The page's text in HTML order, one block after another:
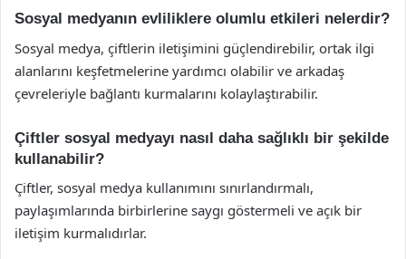
Sosyal medyanın evliliklere olumlu etkileri nelerdir?
Sosyal medya, çiftlerin iletişimini güçlendirebilir, ortak ilgi
alanlarını keşfetmelerine yardımcı olabilir ve arkadaş
çevreleriyle bağlantı kurmalarını kolaylaştırabilir.
Çiftler sosyal medyayı nasıl daha sağlıklı bir şekilde
kullanabilir?
Çiftler, sosyal medya kullanımını sınırlandırmalı,
paylaşımlarında birbirlerine saygı göstermeli ve açık bir
iletişim kurmalıdırlar.